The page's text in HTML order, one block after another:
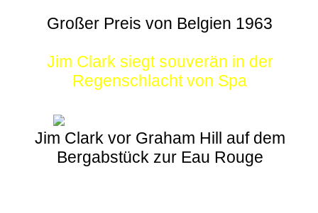
Großer Preis von Belgien 1963
Jim Clark siegt souverän in der
Regenschlacht von Spa
Jim Clark vor Graham Hill auf dem
Bergabstück zur Eau Rouge